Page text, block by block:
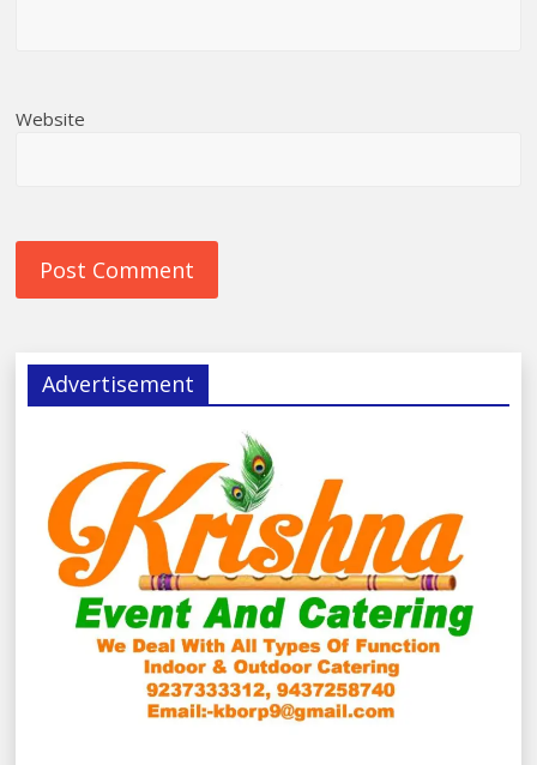
Website
Advertisement